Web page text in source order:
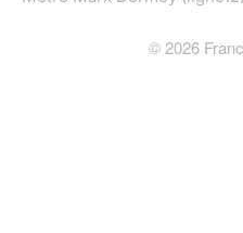
© 2026